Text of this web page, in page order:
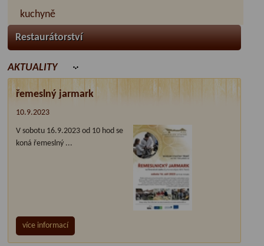
kuchyně
Restaurátorství
AKTUALITY
řemeslný jarmark
10.9.2023
V sobotu 16.9.2023 od 10 hod se
koná řemeslný ...
více informací